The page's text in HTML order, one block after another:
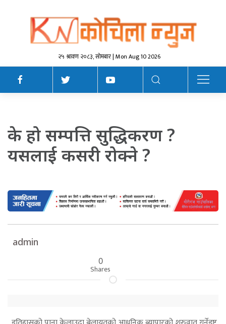
२५ श्रावण २०८३, सोमबार | Mon Aug 10 2026
के हो सम्पत्ति सुद्धिकरण ?
यसलाई कसरी रोक्ने ?
admin
0
Shares